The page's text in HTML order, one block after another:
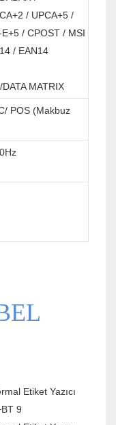
/ UPCA+5 /
/ CPOST / MSI
/ EAN14
MATRIX
POS (Makbuz